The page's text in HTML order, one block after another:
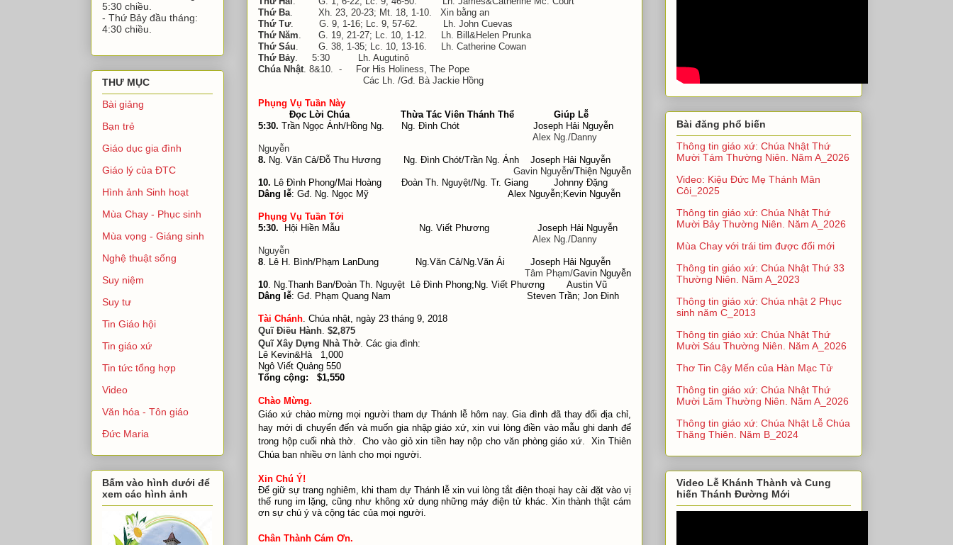
Thứ Ba . Xh. 23, 20-23; Mt. 18, 1-10. Xin bằng an
Thứ Tư. G. 9, 1-16; Lc. 9, 57-62. Lh. John Cuevas
Thứ Năm . G. 19, 21-27; Lc. 10, 1-12. Lh. Bill&Helen Prunka
Thứ Sáu . G. 38, 1-35; Lc. 10, 13-16. Lh. Catherine Cowan
Thứ Bảy . 5:30 Lh. Augutinô
Chúa Nhật . 8&10. - For His Holiness, The Pope
Các Lh. /Gđ. Bà Jackie Hồng
Phụng Vụ Tuần Này
Đọc Lời Chúa
Thừa Tác Viên Thánh Thể
Giúp Lễ
5:30. Trần Ngọc Ánh/Hồng Ng. Ng. Đình Chót Joseph Hải Nguyễn
Alex Ng./Danny
Nguyễn
8. Ng. Văn Cả/Đỗ Thu Hương Ng. Đình Chót/Trần Ng. Ánh Joseph Hải Nguyễn
Gavin Nguyễn/Thiện Nguyễn
10. Lê Đình Phong/Mai Hoàng Đoàn Th. Nguyệt/Ng. Tr. Giang Johnny Đặng
Dâng lễ: Gđ. Ng. Ngọc Mỹ Alex Nguyễn;Kevin Nguyễn
Phụng Vụ Tuần Tới
5:30. Hội Hiền Mẫu Ng. Viết Phương Joseph Hải Nguyễn
Alex Ng./Danny
Nguyễn
8 . Lê H. Bình/Phạm LanDung Ng.Văn Cả/Ng.Văn Ái Joseph Hải Nguyễn
Tâm Phạm/Gavin Nguyễn
10 . Ng.Thanh Ban/Đoàn Th. Nguyệt Lê Đình Phong;Ng. Viết Phương Austin Vũ
Dâng lễ: Gđ. Phạm Quang Nam Steven Trần; Jon Đinh
Tài Chánh Chúa nhật, ngày 23 tháng 9, 2018
Quĩ Điều Hành $2,875
Quĩ Xây Dựng Nhà Thờ. Các gia đình:
Lê Kevin&Hà 1,000
Ngô Viết Quảng 550
Tổng cộng: $1,550
Chào Mừng.
Giáo xứ chào mừng mọi người tham dự Thánh lễ hôm nay. Gia đình đã thay đổi địa chỉ,
hay mới di chuyển đến và muốn gia nhập giáo xứ, xin vui lòng điền vào mẫu ghi danh để
trong hộp cuối nhà thờ. Cho vào giỏ xin tiền hay nộp cho văn phòng giáo xứ. Xin Thiên
Chúa ban nhiều ơn lành cho mọi người.
Xin Chú Ý!
Để giữ sự trang nghiêm, khi tham dự Thánh lễ xin vui lòng tắt điện thoại hay cài đặt vào vị
thế rung im lặng, cũng như không xử dụng những máy điện tử khác. Xin thành thật cám
ơn sự chú ý và cộng tác của mọi người.
Chân Thành Cám Ơn.
5:30 chiều.
- Thứ Bảy đầu tháng:
4:30 chiều.
THƯ MỤC
Bài giảng
Bạn trẻ
Giáo dục gia đình
Giáo lý của ĐTC
Hình ảnh Sinh hoạt
Mùa Chay - Phục sinh
Mùa vọng - Giáng sinh
Nghệ thuật sống
Suy niệm
Suy tư
Tin Giáo hội
Tin giáo xứ
Tin tức tổng hợp
Video
Văn hóa - Tôn giáo
Đức Maria
Bấm vào hình dưới để
xem các hình ảnh
Bài đăng phổ biến
Thông tin giáo xứ: Chúa Nhật Thứ
Mười Tám Thường Niên. Năm A_2026
Video: Kiệu Đức Mẹ Thánh Mân
Côi_2025
Thông tin giáo xứ: Chúa Nhật Thứ
Mười Bảy Thường Niên. Năm A_2026
Mùa Chay với trái tim được đổi mới
Thông tin giáo xứ: Chúa Nhật Thứ 33
Thường Niên. Năm A_2023
Thông tin giáo xứ: Chúa nhật 2 Phục
sinh năm C_2013
Thông tin giáo xứ: Chúa Nhật Thứ
Mười Sáu Thường Niên. Năm A_2026
Thơ Tin Cậy Mến của Hàn Mạc Tử
Thông tin giáo xứ: Chúa Nhật Thứ
Mười Lăm Thường Niên. Năm A_2026
Thông tin giáo xứ: Chúa Nhật Lễ Chúa
Thăng Thiên. Năm B_2024
Video Lễ Khánh Thành và Cung
hiến Thánh Đường Mới